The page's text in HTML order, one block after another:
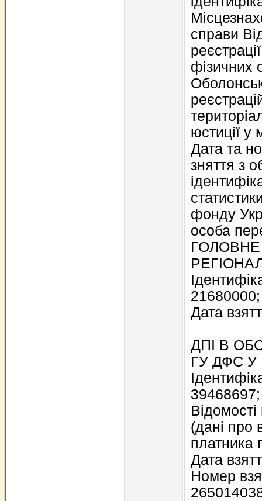
справи
фізичних
юстиції у
Дата та
зняття з
фонду
особа
21680000;
Дата
ДПI В
ГУ ДФС
39468697;
(дані про
платника
Дата
Номер